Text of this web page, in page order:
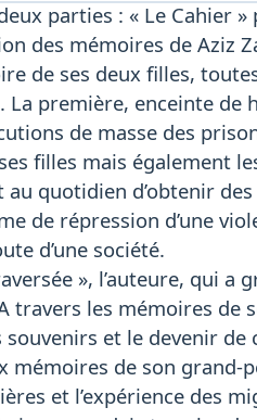
parties : « Le Cahier »
des mémoires de Aziz
de ses deux filles,
première, enceinte de
de masse des
filles mais également
quotidien d’obtenir
de répression d’une
d’une société.
», l’auteure, qui a
travers les mémoires de
souvenirs et le devenir
mémoires de son
et l’expérience des